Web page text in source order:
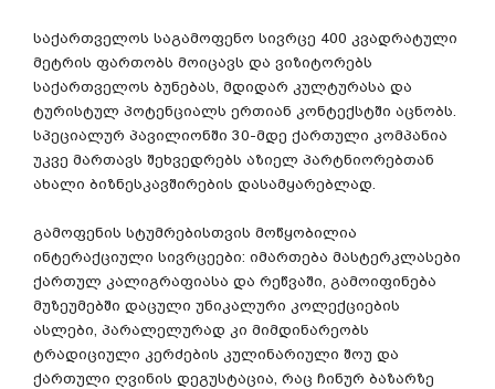
საქართველოს საგამოფენო სივრცე 400 კვადრატული
მეტრის ფართობს მოიცავს და ვიზიტორებს
საქართველოს ბუნებას მდიდარ კულტურასა და
ტურისტულ პოტენციალს ერთიან კონტექსტში აცნობს
სპეციალურ პავილიონში 30-მდე ქართული კომპანია
უკვე მართავს შეხვედრებს აზიელ პარტნიორებთან
ახალი ბიზნესკავშირების დასამყარებლად
გამოფენის სტუმრებისთვის მოწყობილია
ინტერაქციული სივრცეები: იმართება მასტერკლასები
ქართულ კალიგრაფიასა და რეწვაში გამოიფინება
მუზეუმებში დაცული უნიკალური კოლექციების
ასლები პარალელურად კი მიმდინარეობს
ტრადიციული კერძების კულინარიული შოუ და
ქართული ღვინის დეგუსტაცია რაც ჩინურ ბაზარზე